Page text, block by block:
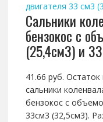
двигателя 33 см3
Сальники
бензокос с
(25,4см3) и
41.66 руб.
сальники
бензокос с
33см3 (32,5см3).